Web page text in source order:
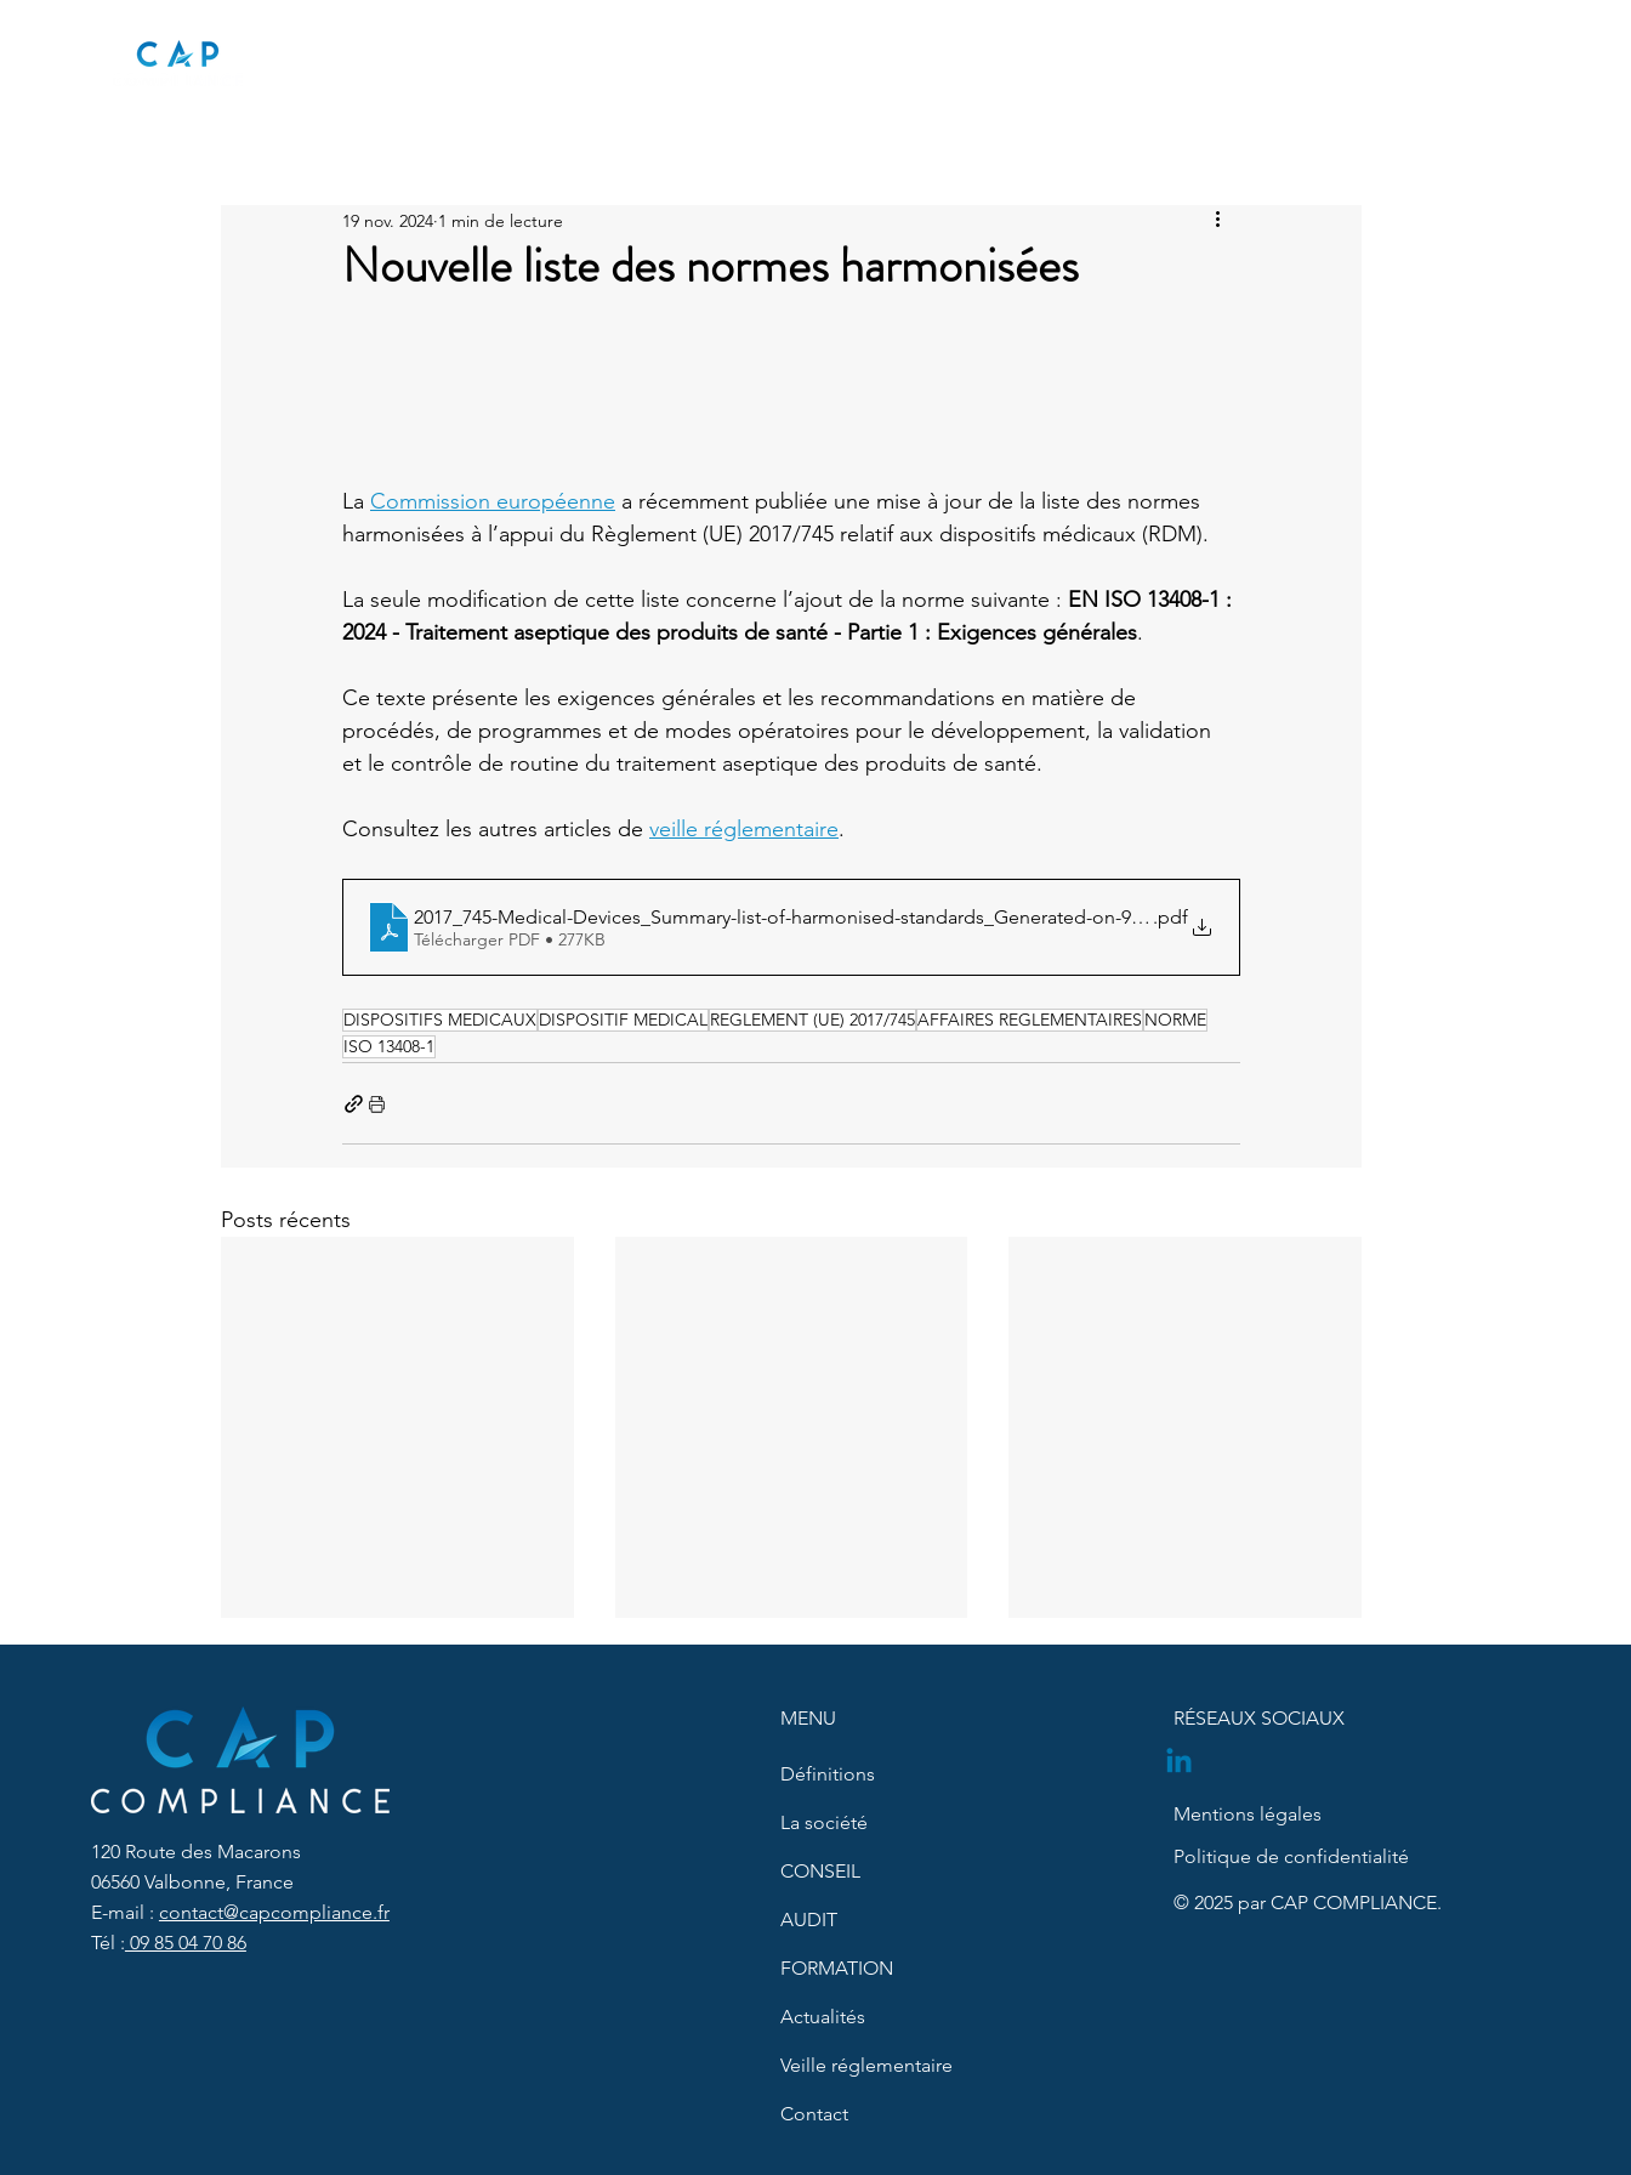
Nouvelle liste des normes harmonisées
19 nov. 2024 1 min de lecture
La Commission européenne a récemment publiée une mise à jour de la liste des normes
harmonisées à l’appui du Règlement (UE) 2017/745 relatif aux dispositifs médicaux (RDM).
La seule modification de cette liste concerne l’ajout de la norme suivante : EN ISO 13408-1 :
2024 - Traitement aseptique des produits de santé - Partie 1 : Exigences générales.
Ce texte présente les exigences générales et les recommandations en matière de
procédés, de programmes et de modes opératoires pour le développement, la validation
et le contrôle de routine du traitement aseptique des produits de santé.
Consultez les autres articles de veille réglementaire.
2017_745-Medical-Devices_Summary-list-of-harmonised-standards_Generated-on-9.10.2024
.pdf
Télécharger PDF • 277KB
DISPOSITIFS MEDICAUXDISPOSITIF MEDICALREGLEMENT (UE) 2017/745AFFAIRES REGLEMENTAIRES NORME
ISO 13408-1
Posts récents
La PCVRR (PRRC) est-elle
obligatoire pour tous les
fabricants de dispositifs médicaux
Mon logiciel de santé est-il un
EUDAMED est-elle désormais
120 Route des Macarons
06560 Valbonne, France
E-mail : contact@capcompliance.fr
Tél : 09 85 04 70 86
MENU
Définitions
La société
CONSEIL
AUDIT
FORMATION
Actualités
Veille réglementaire
Contact
RÉSEAUX SOCIAUX
Mentions légales
Politique de confidentialité
© 2025 par CAP COMPLIANCE.